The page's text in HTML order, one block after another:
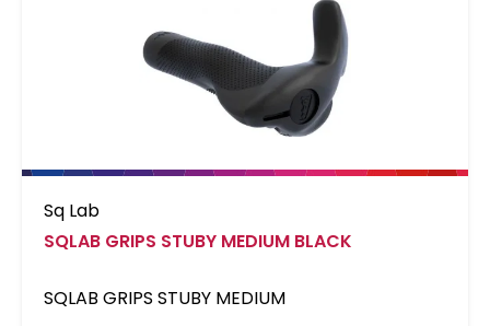
Sq Lab
SQLAB GRIPS STUBY MEDIUM BLACK
SQLAB GRIPS STUBY MEDIUM